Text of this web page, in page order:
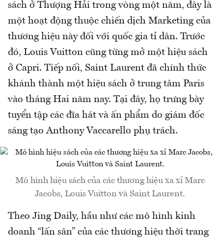
sách ở Thượng Hải trong vòng một năm, đây là
một hoạt động thuộc chiến dịch Marketing của
thương hiệu này đối với quốc gia tỉ dân. Trước
đó, Louis Vuitton cũng từng mở một hiệu sách
ở Capri. Tiếp nối, Saint Laurent đã chính thức
khánh thành một hiệu sách ở trung tâm Paris
vào tháng Hai năm nay. Tại đây, họ trưng bày
tuyển tập các đĩa hát và ấn phẩm do giám đốc
sáng tạo Anthony Vaccarello phụ trách.
Mô hình hiệu sách của các thương hiệu xa xỉ Marc
Jacobs, Louis Vuitton và Saint Laurent.
Theo Jing Daily, hầu như các mô hình kinh
doanh “lấn sân” của các thương hiệu thời trang